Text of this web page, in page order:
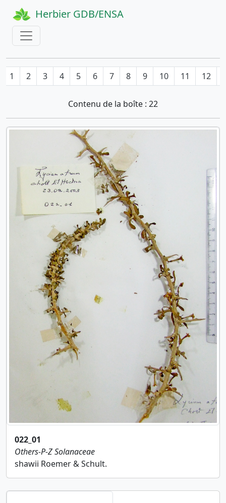
Herbier GDB/ENSA
1 2 3 4 5 6 7 8 9 10 11 12
Contenu de la boîte : 22
022_01
Others-P-ZSolanaceae
shawii Roemer & Schult.